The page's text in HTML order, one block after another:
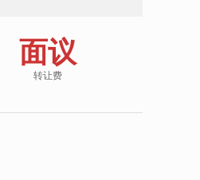
面议
转让费